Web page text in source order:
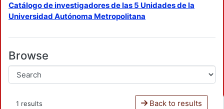
Catálogo de investigadores de las 5 Unidades de la
Universidad Autónoma Metropolitana
Browse
1 results Back to results